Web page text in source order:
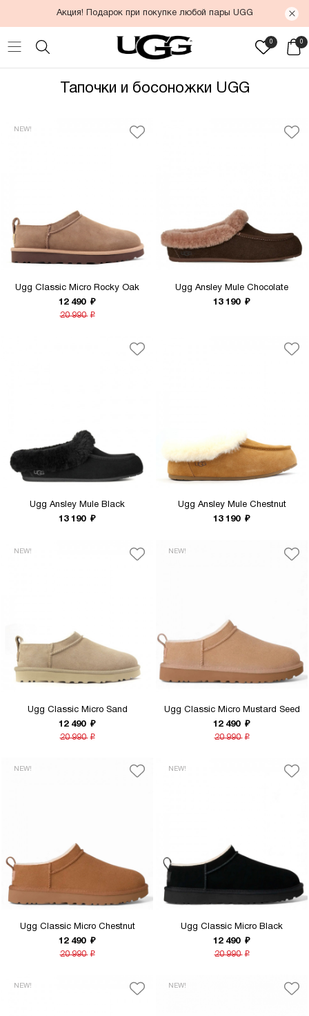
Акция! Подарок при покупке любой пары UGG
0 0
Тапочки и босоножки UGG
NEW!
Ugg Classic Micro Rocky Oak
12 490 ₽
20 990 ₽
Ugg Ansley Mule Chocolate
13 190 ₽
Ugg Ansley Mule Black
13 190 ₽
Ugg Ansley Mule Chestnut
13 190 ₽
NEW!
Ugg Classic Micro Sand
12 490 ₽
20 990 ₽
NEW!
Ugg Classic Micro Mustard Seed
12 490 ₽
20 990 ₽
NEW!
Ugg Classic Micro Chestnut
12 490 ₽
20 990 ₽
NEW!
Ugg Classic Micro Black
12 490 ₽
20 990 ₽
NEW! NEW!